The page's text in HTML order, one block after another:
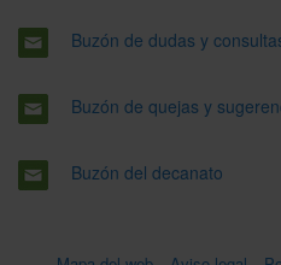
Buzón de dudas y
Buzón de quejas y
Buzón del decanato